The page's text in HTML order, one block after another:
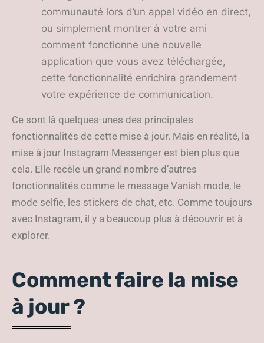
communauté lors d’un appel vidéo en direct,
ou simplement montrer à votre ami
comment fonctionne une nouvelle
application que vous avez téléchargée,
cette fonctionnalité enrichira grandement
votre expérience de communication.
Ce sont là quelques-unes des principales
fonctionnalités de cette mise à jour. Mais en réalité, la
mise à jour Instagram Messenger est bien plus que
cela. Elle recèle un grand nombre d’autres
fonctionnalités comme le message Vanish mode, le
mode selfie, les stickers de chat, etc. Comme toujours
avec Instagram, il y a beaucoup plus à découvrir et à
explorer.
Comment faire la mise
à jour ?